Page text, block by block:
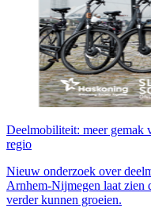
Deelmobiliteit: meer gemak
regio
Nieuw onderzoek over
Arnhem-Nijmegen laat zien
verder kunnen groeien.